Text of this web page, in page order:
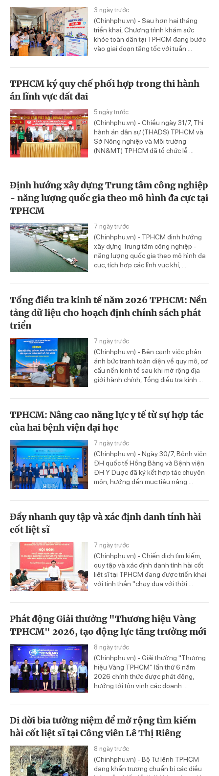
3 ngày trước
(Chinhphu.vn) - Sau hơn hai tháng
triển khai, Chương trình khám sức
khỏe toàn dân tại TPHCM đang bước
vào giai đoạn tăng tốc với tuần ...
TPHCM ký quy chế phối hợp trong thi hành
án lĩnh vực đất đai
5 ngày trước
(Chinhphu.vn) - Chiều ngày 31/7, Thi
hành án dân sự (THADS) TPHCM và
Sở Nông nghiệp và Môi trường
(NN&MT) TPHCM đã tổ chức lễ ...
Định hướng xây dựng Trung tâm công nghiệp
- năng lượng quốc gia theo mô hình đa cực tại
TPHCM
7 ngày trước
(Chinhphu.vn) - TPHCM định hướng
xây dựng Trung tâm công nghiệp -
năng lượng quốc gia theo mô hình đa
cực, tích hợp các lĩnh vực khí, ...
Tổng điều tra kinh tế năm 2026 TPHCM: Nền
tảng dữ liệu cho hoạch định chính sách phát
triển
7 ngày trước
(Chinhphu.vn) - Bên cạnh việc phản
ánh bức tranh toàn diện về quy mô, cơ
cấu nền kinh tế sau khi mở rộng địa
giới hành chính, Tổng điều tra kinh ...
TPHCM: Nâng cao năng lực y tế từ sự hợp tác
của hai bệnh viện đại học
7 ngày trước
(Chinhphu.vn) - Ngày 30/7, Bệnh viện
ĐH quốc tế Hồng Bàng và Bệnh viện
ĐH Y Dược đã ký kết hợp tác chuyên
môn, hướng đến mục tiêu nâng ...
Đẩy nhanh quy tập và xác định danh tính hài
cốt liệt sĩ
7 ngày trước
(Chinhphu.vn) - Chiến dịch tìm kiếm,
quy tập và xác định danh tính hài cốt
liệt sĩ tại TPHCM đang được triển khai
với tinh thần "chạy đua với thời ...
Phát động Giải thưởng "Thương hiệu Vàng
TPHCM" 2026, tạo động lực tăng trưởng mới
8 ngày trước
(Chinhphu.vn) - Giải thưởng "Thương
hiệu Vàng TPHCM" lần thứ 6 năm
2026 chính thức được phát động,
hướng tới tôn vinh các doanh ...
Di dời bia tưởng niệm để mở rộng tìm kiếm
hài cốt liệt sĩ tại Công viên Lê Thị Riêng
8 ngày trước
(Chinhphu.vn) - Bộ Tư lệnh TPHCM
đang khẩn trương chuẩn bị các điều